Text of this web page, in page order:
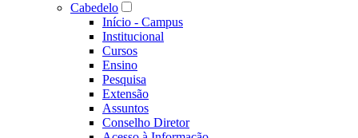
Cabedelo
Início - Campus
Institucional
Cursos
Ensino
Pesquisa
Extensão
Assuntos
Conselho Diretor